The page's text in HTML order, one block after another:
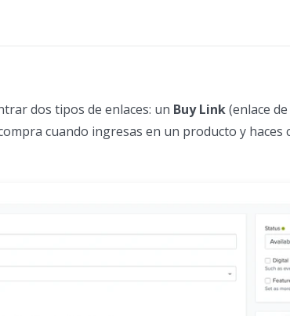
dos tipos de enlaces: un Buy Link(enlace
cuando ingresas en un producto y haces